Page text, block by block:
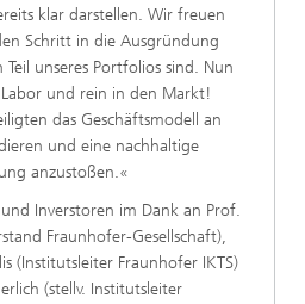
klar darstellen. Wir freuen
Schritt in die Ausgründung
unseres Portfolios sind. Nun
Labor und rein in den Markt!
das Geschäftsmodell an
und eine nachhaltige
anzustoßen.«
Inverstoren im Dank an Prof.
Fraunhofer-Gesellschaft),
(Institutsleiter Fraunhofer IKTS)
(stellv. Institutsleiter